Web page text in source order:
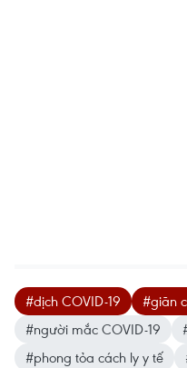
#dịch COVID-19
#giãn
#người mắc COVID-19
#phong tỏa cách ly y tế